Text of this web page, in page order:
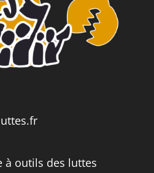
à outils des luttes